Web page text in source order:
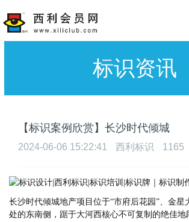
标识资讯
【标识案例欣赏】长沙时代倾城
2024-06-06 15:22:41 西利标识 1165
长沙时代倾城地产项目位于“市府后花园”、金星
处的东南侧，踞于大河西核心不可复制的绝佳地